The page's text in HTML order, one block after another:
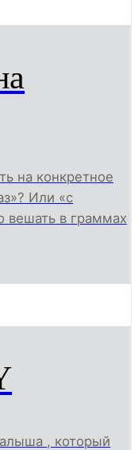
на конкретное
Или «с
вешать в граммах
, который